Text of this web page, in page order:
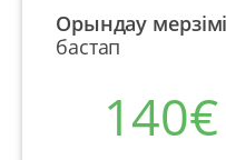
Орындау мерзімі
бастап